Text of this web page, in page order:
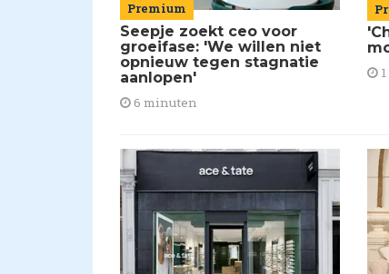
Premium
Seepje zoekt ceo voor
groeifase: 'We willen niet
opnieuw tegen stagnatie
aanlopen'
6 minuten